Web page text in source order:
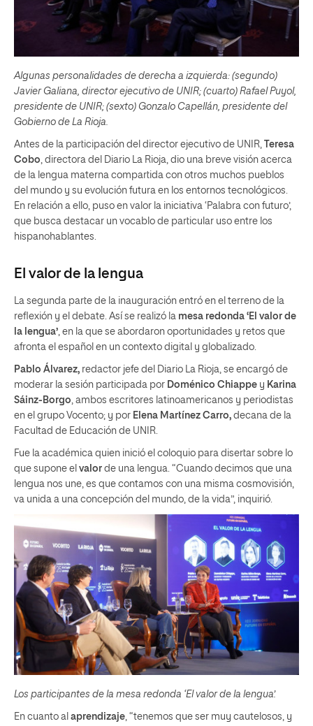
Algunas personalidades de derecha a izquierda: (segundo)
Javier Galiana, director ejecutivo de UNIR; (cuarto) Rafael Puyol,
presidente de UNIR; (sexto) Gonzalo Capellán, presidente del
Gobierno de La Rioja.
Antes de la participación del director ejecutivo de UNIR,
Teresa
Cobo, directora del Diario La Rioja, dio una breve visión acerca
de la lengua materna compartida con otros muchos pueblos
del mundo y su evolución futura en los entornos tecnológicos.
En relación a ello, puso en valor la iniciativa ‘Palabra con futuro’,
que busca destacar un vocablo de particular uso entre los
hispanohablantes.
El valor de la lengua
La segunda parte de la inauguración entró en el terreno de la
reflexión y el debate. Así se realizó la mesa redonda ‘El valor de
la lengua’, en la que se abordaron oportunidades y retos que
afronta el español en un contexto digital y globalizado.
Pablo Álvarez, redactor jefe del Diario La Rioja, se encargó de
moderar la sesión participada por Doménico Chiappe y Karina
Sáinz-Borgo, ambos escritores latinoamericanos y periodistas
en el grupo Vocento; y por Elena Martínez Carro, decana de la
Facultad de Educación de UNIR.
Fue la académica quien inició el coloquio para disertar sobre lo
que supone el valor de una lengua. “Cuando decimos que una
lengua nos une, es que contamos con una misma cosmovisión,
va unida a una concepción del mundo, de la vida”, inquirió.
Los participantes de la mesa redonda ‘El valor de la lengua’.
En cuanto al aprendizaje , “tenemos que ser muy cautelosos, y